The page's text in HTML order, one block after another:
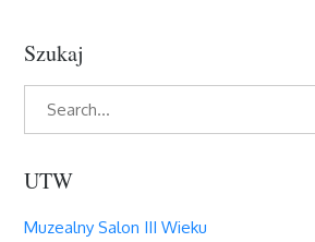
Szukaj
UTW
Muzealny Salon III Wieku